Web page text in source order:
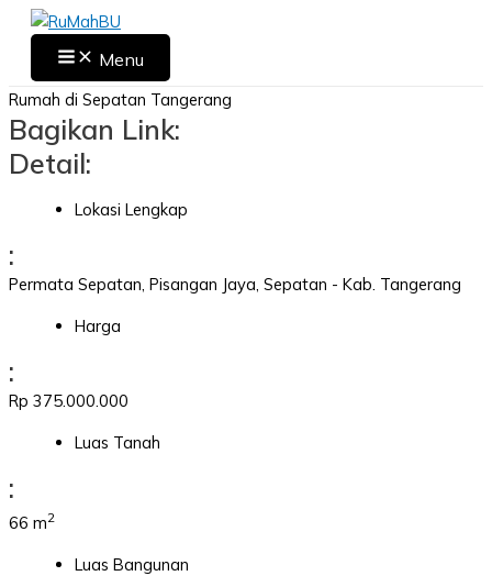
Skip
content
Main
Menu Menu
Rumah di Sepatan Tangerang
Bagikan Link:
Detail:
Lokasi Lengkap
:
Permata Sepatan, Pisangan Jaya, Sepatan - Kab. Tangerang
Harga
:
Rp 375.000.000
Luas Tanah
:
66 m2
Luas Bangunan